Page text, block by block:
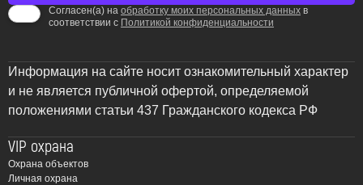
индивидуальные решения, обеспечивающие
максимальную эффективность и надежность систем
Преимущества работы с ЧОП «Амулет»:
Глубокое знание местной специфики:Наши
специалисты учитывают особенности городской
инфраструктуры Раменского, плотность застройки,
уровень криминогенности в разных районах при
проектировании и монтаже СКУД.
Согласен(а) на обработку моих персональных данных в
соответствии с Политикой конфиденциальности
Информация на сайте носит ознакомительный характер
и не является публичной офертой, определяемой
положениями статьи 437 Гражданского кодекса РФ
VIP охрана
Охрана объектов
Личная охрана